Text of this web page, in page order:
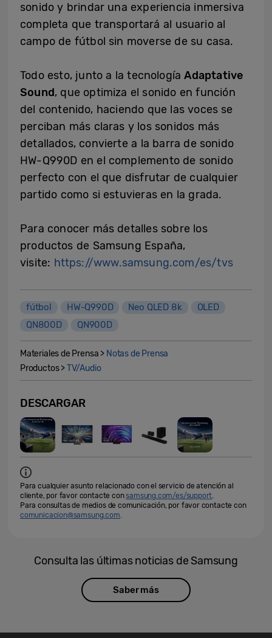
sonido y brindar una experiencia inmersiva
completa que transportará al usuario al
campo de fútbol sin moverse de su casa.
Todo esto, junto a la tecnologíaAdaptative
Sound, que optimiza el sonido en función
del contenido, haciendo que las voces se
perciban más claras y los sonidos más
detallados, convierte a la barra de sonido
HW-Q990D en el complemento de sonido
perfecto con el que disfrutar de cualquier
partido como si estuvieras en la grada.
Para conocer más detalles sobre los
productos de Samsung España,
visite: https://www.samsung.com/es/tvs
fútbol HW-Q990D Neo QLED 8k
OLED
QN800D
QN900D
Materiales de Prensa > Notas de Prensa
Productos >TV/Audio
DESCARGAR
Para cualquier asunto relacionado con el servicio de atención al
cliente, por favor contacte consamsung.com/es/support.
Para consultas de medios de comunicación, por favor contacte con
comunicacion@samsung.com.
Consulta las últimas noticias de Samsung
Saber más